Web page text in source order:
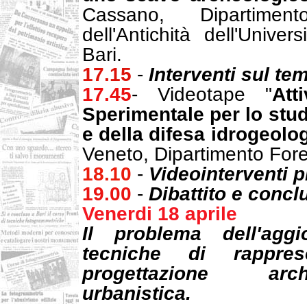
Cassano,
dell'Antichità
Bari.
17.15 - Interventi sul
17.45- Videotape "
Sperimentale per lo
e della difesa
Veneto, Dipartimento
18.10 - Videointerventi
19.00 - Dibattito e
Venerdi 18 aprile
Il problema
tecniche di
progettazione
urbanistica.